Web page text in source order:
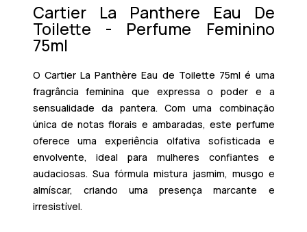
Cartier La Panthere Eau De
Toilette - Perfume Feminino
75ml
O Cartier La Panthère Eau de Toilette 75ml é uma
fragrância feminina que expressa o poder e a
sensualidade da pantera. Com uma combinação
única denotas florais e ambaradas, este perfume
oferece uma experiência olfativa sofisticada e
envolvente, ideal para mulheres confiantes e
audaciosas. Sua fórmula mistura jasmim, musgo e
almíscar, criando uma presença marcante e
irresistível.